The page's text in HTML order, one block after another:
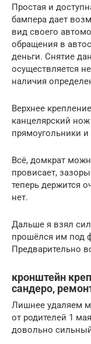
Простая и
бампера дает
вид своего
обращения в
деньги. Снятие
осуществляется
наличия
Верхнее
канцелярский
прямоугольники
Всё, домкрат
провисает,
теперь держится
нет.
Дальше я взял
прошёлся им под
Предварительно
кронштейн
сандеро,
Лишнее удаляем
от родителей 1
довольно